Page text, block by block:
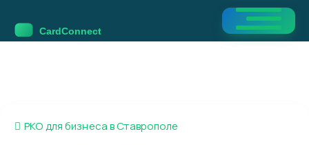
РКО для бизнеса в Ставрополе